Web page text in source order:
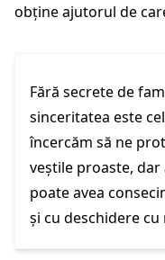
obține ajutorul de
Fără secrete de
sinceritatea este
încercăm să ne
veștile proaste, dar
poate avea
și cu deschidere